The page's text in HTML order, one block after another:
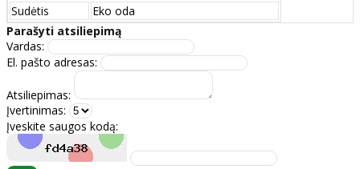
Sudėtis
Eko oda
Parašyti atsiliepimą
Vardas:
El. pašto adresas:
Atsiliepimas:
Įvertinimas:
Įveskite saugos kodą: